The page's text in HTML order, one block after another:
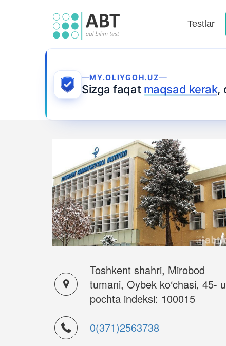
Testlar
MY.OLIYGOH.UZ
Sizga faqat maqsad kerak,
Toshkent shahri, Mirobod
tumani, Oybek ko‘chasi, 45-
pochta indeksi: 100015
0(371)2563738